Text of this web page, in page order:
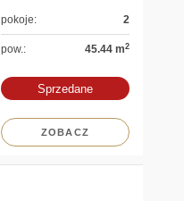
pokoje: 2
pow.: 45.44 m2
Sprzedane
ZOBACZ